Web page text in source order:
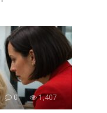
0 1,407